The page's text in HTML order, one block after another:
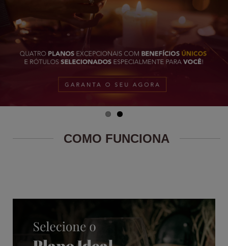
COMO FUNCIONA